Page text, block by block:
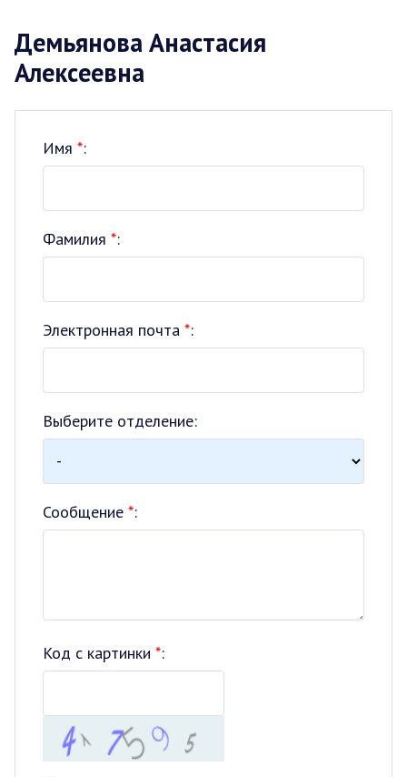
Демьянова Анастасия
Алексеевна
Имя *:
Фамилия *:
Электронная почта *:
Выберите отделение:
Сообщение *:
Код с картинки *: